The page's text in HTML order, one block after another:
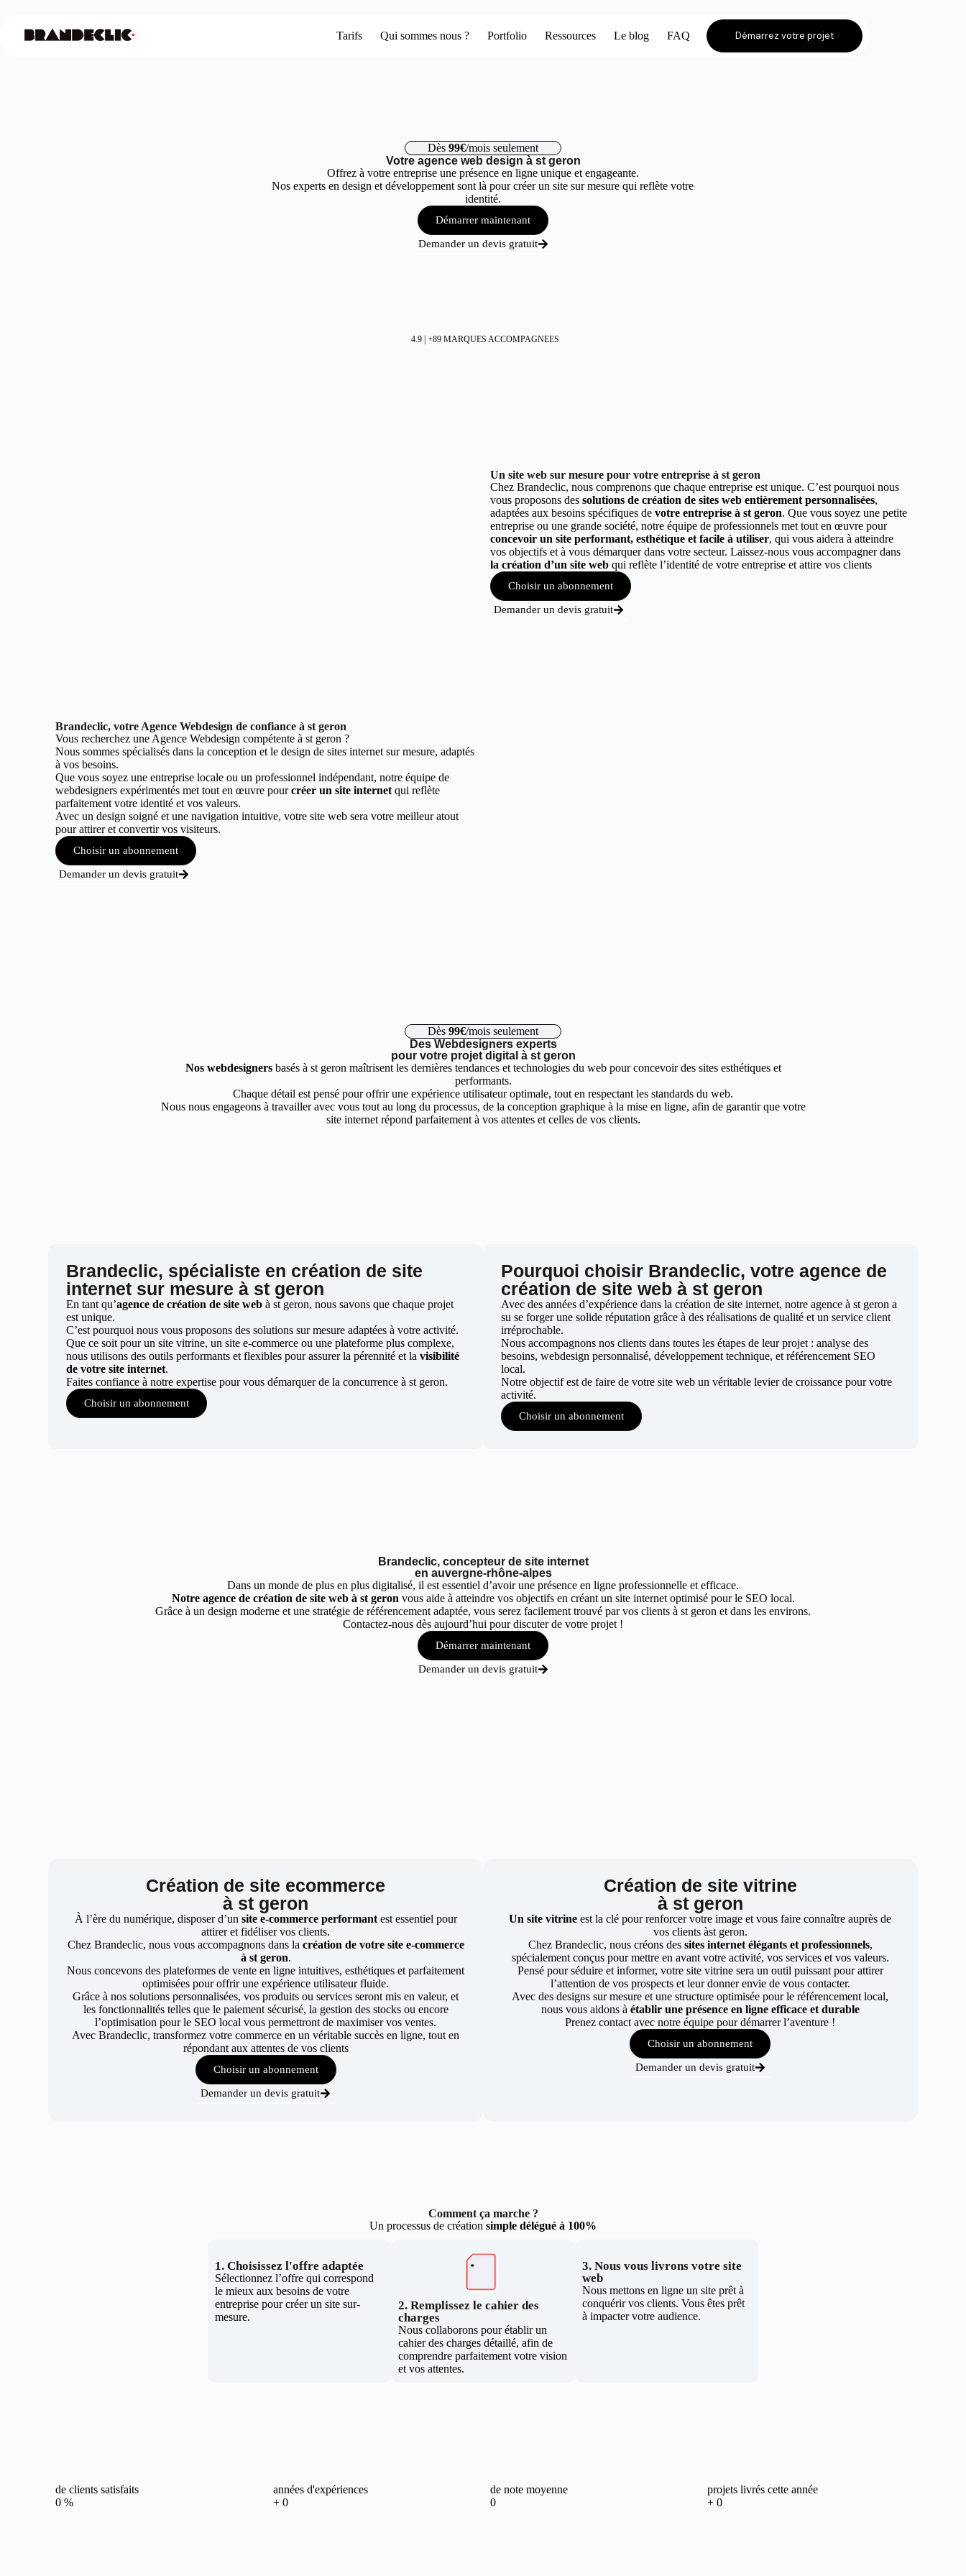
Tarifs Qui sommes nous ? Portfolio Ressources Le blog FAQ Démarrez votre projet
Dès 99€/mois seulement
Votre agence web design à st geron
Offrez à votre entreprise une présence en ligne unique et engageante.
Nos experts en design et développement sont là pour créer un site sur mesure qui reflète votre
identité.
Démarrer maintenant
Demander un devis gratuit
4.9 | +89 MARQUES ACCOMPAGNEES
Un site web sur mesure pour votre entreprise à st geron
Chez Brandeclic, nous comprenons que chaque entreprise est unique. C’est pourquoi nous
vous proposons des solutions de création de sites web entièrement personnalisées,
adaptées aux besoins spécifiques de votre entreprise à st geron. Que vous soyez une petite
entreprise ou une grande société, notre équipe de professionnels met tout en œuvre pour
concevoir un site performant, esthétique et facile à utiliser, qui vous aidera à atteindre
vos objectifs et à vous démarquer dans votre secteur. Laissez-nous vous accompagner dans
la création d’un site web qui reflète l’identité de votre entreprise et attire vos clients
Choisir un abonnement
Demander un devis gratuit
Brandeclic, votre Agence Webdesign de confiance à st geron
Vous recherchez une Agence Webdesign compétente à st geron ?
Nous sommes spécialisés dans la conception et le design de sites internet sur mesure, adaptés
à vos besoins.
Que vous soyez une entreprise locale ou un professionnel indépendant, notre équipe de
webdesigners expérimentés met tout en œuvre pourcréer un site internetqui reflète
parfaitement votre identité et vos valeurs.
Avec un design soigné et une navigation intuitive, votre site web sera votre meilleur atout
pour attirer et convertir vos visiteurs.
Choisir un abonnement
Demander un devis gratuit
Dès 99€/mois seulement
Des Webdesigners experts
pour votre projet digital à st geron
Nos webdesignersbasés à st geron maîtrisent les dernières tendances et technologies du web pour concevoir des sites esthétiques et
performants.
Chaque détail est pensé pour offrir une expérience utilisateur optimale, tout en respectant les standards du web.
Nous nous engageons à travailler avec vous tout au long du processus, de la conception graphique à la mise en ligne, afin de garantir que votre
site internet répond parfaitement à vos attentes et celles de vos clients.
Brandeclic, spécialiste en création de site
internet sur mesure à st geron
En tant qu’agence de création de site web à st geron, nous savons que chaque projet
est unique.
C’est pourquoi nous vous proposons des solutions sur mesure adaptées à votre activité.
Que ce soit pour un site vitrine, un site e-commerce ou une plateforme plus complexe,
nous utilisons des outils performants et flexibles pour assurer la pérennité et lavisibilité
de votre site internet.
Faites confiance à notre expertise pour vous démarquer de la concurrence à st geron.
Choisir un abonnement
Pourquoi choisir Brandeclic, votre agence de
création de site web à st geron
Avec des années d’expérience dans la création de site internet, notre agence à st geron a
su se forger une solide réputation grâce à des réalisations de qualité et un service client
irréprochable.
Nous accompagnons nos clients dans toutes les étapes de leur projet : analyse des
besoins, webdesign personnalisé, développement technique, et référencement SEO
local.
Notre objectif est de faire de votre site web un véritable levier de croissance pour votre
activité.
Choisir un abonnement
Brandeclic, concepteur de site internet
en auvergne-rhône-alpes
Dans un monde de plus en plus digitalisé, il est essentiel d’avoir une présence en ligne professionnelle et efficace.
Notre agence de création de site web à st geron vous aide à atteindre vos objectifs en créant un site internet optimisé pour le SEO local.
Grâce à un design moderne et une stratégie de référencement adaptée, vous serez facilement trouvé par vos clients à st geron et dans les environs.
Contactez-nous dès aujourd’hui pour discuter de votre projet !
Démarrer maintenant
Demander un devis gratuit
Création de site ecommerce
à st geron
À l’ère du numérique, disposer d’un site e-commerce performant est essentiel pour
attirer et fidéliser vos clients.
Chez Brandeclic, nous vous accompagnons dans la création de votre site e-commerce
à st geron.
Nous concevons des plateformes de vente en ligne intuitives, esthétiques et parfaitement
optimisées pour offrir une expérience utilisateur fluide.
Grâce à nos solutions personnalisées, vos produits ou services seront mis en valeur, et
les fonctionnalités telles que le paiement sécurisé, la gestion des stocks ou encore
l’optimisation pour le SEO local vous permettront de maximiser vos ventes.
Avec Brandeclic, transformez votre commerce en un véritable succès en ligne, tout en
répondant aux attentes de vos clients
Choisir un abonnement
Demander un devis gratuit
Création de site vitrine
à st geron
Un site vitrine est la clé pour renforcer votre image et vous faire connaître auprès de
vos clients àst geron.
Chez Brandeclic, nous créons dessites internet élégants et professionnels,
spécialement conçus pour mettre en avant votre activité, vos services et vos valeurs.
Pensé pour séduire et informer, votre site vitrine sera un outil puissant pour attirer
l’attention de vos prospects et leur donner envie de vous contacter.
Avec des designs sur mesure et une structure optimisée pour le référencement local,
nous vous aidons à établir une présence en ligne efficace et durable
Prenez contact avec notre équipe pour démarrer l’aventure !
Choisir un abonnement
Demander un devis gratuit
Comment ça marche ?
Un processus de création simple délégué à 100%
1. Choisissez l'offre adaptée
Sélectionnez l’offre qui correspond
le mieux aux besoins de votre
entreprise pour créer un site sur-
mesure.
2. Remplissez le cahier des
charges
Nous collaborons pour établir un
cahier des charges détaillé, afin de
comprendre parfaitement votre vision
et vos attentes.
3. Nous vous livrons votre site
web
Nous mettons en ligne un site prêt à
conquérir vos clients. Vous êtes prêt
à impacter votre audience.
de clients satisfaits
0 %
années d'expériences
+ 0
de note moyenne
0
projets livrés cette année
+ 0